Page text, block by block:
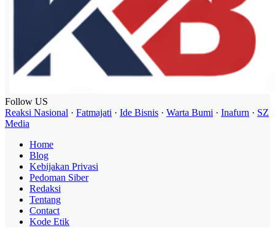
Follow US
Reaksi Nasional · Fatmajati · Ide Bisnis · Warta Bumi · Inafurn · SZ
Media
Home
Blog
Kebijakan Privasi
Pedoman Siber
Redaksi
Tentang
Contact
Kode Etik